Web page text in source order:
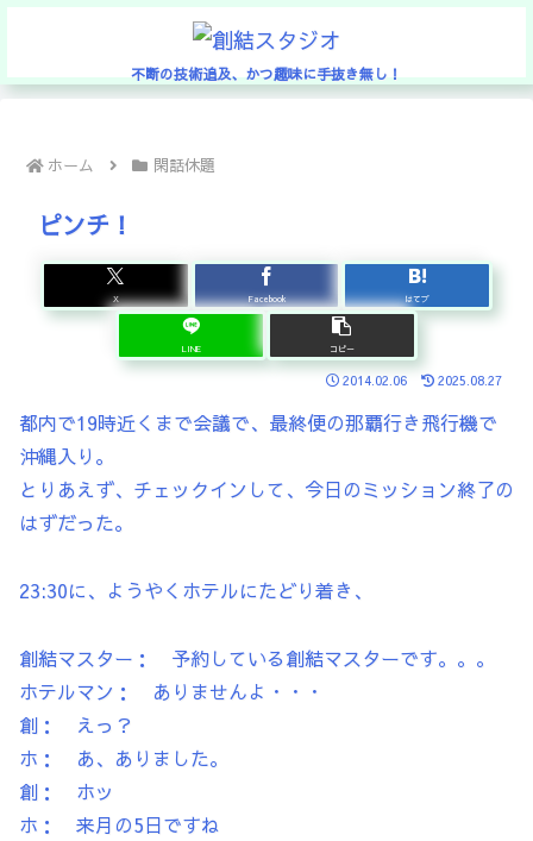
不断の技術追及、かつ趣味に手抜き無し！
ホーム 閑話休題
ピンチ！
X Facebook はてブ
LINE コピー
2014.02.06 2025.08.27
都内で19時近くまで会議で、最終便の那覇行き飛行機で
沖縄入り。
とりあえず、チェックインして、今日のミッション終了の
はずだった。
23:30に、ようやくホテルにたどり着き、
創結マスター： 予約している創結マスターです。。。
ホテルマン： ありませんよ・・・
創： えっ？
ホ： あ、ありました。
創： ホッ
ホ： 来月の5日ですね